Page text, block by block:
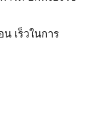
เร็วในการ